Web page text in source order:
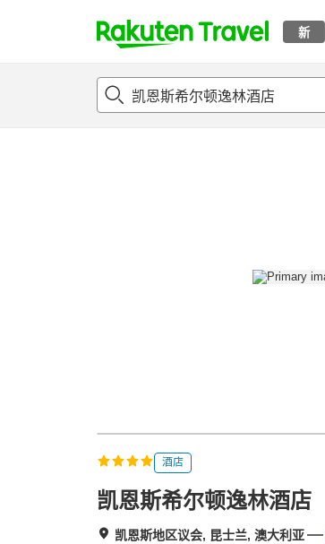
新
t
p
概况 客房及住宿套餐评论设施
酒店
凯恩斯希尔顿逸林酒店
凯恩斯地区议会, 昆士兰, 澳大利亚